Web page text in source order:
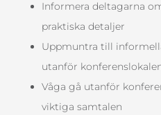
Informera deltagarna
praktiska detaljer
Uppmuntra till
utanför
Våga gå utanför
viktiga samtalen